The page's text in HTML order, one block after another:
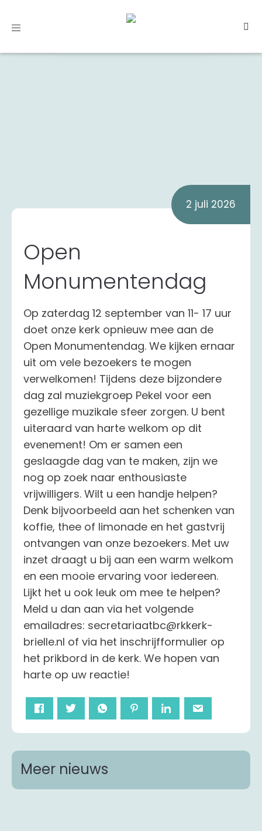
Toggle
2 juli 2026
Open
Monumentendag
Op zaterdag 12 september van 11- 17 uur
doet onze kerk opnieuw mee aan de
Open Monumentendag. We kijken ernaar
uit om vele bezoekers te mogen
verwelkomen! Tijdens deze bijzondere
dag zal muziekgroep Pekel voor een
gezellige muzikale sfeer zorgen. U bent
uiteraard van harte welkom op dit
evenement! Om er samen een
geslaagde dag van te maken, zijn we
nog op zoek naar enthousiaste
vrijwilligers. Wilt u een handje helpen?
Denk bijvoorbeeld aan het schenken van
koffie, thee of limonade en het gastvrij
ontvangen van onze bezoekers. Met uw
inzet draagt u bij aan een warm welkom
en een mooie ervaring voor iedereen.
Lijkt het u ook leuk om mee te helpen?
Meld u dan aan via het volgende
emailadres: secretariaatbc@rkkerk-
brielle.nl of via het inschrijfformulier op
het prikbord in de kerk. We hopen van
harte op uw reactie!
Meer nieuws